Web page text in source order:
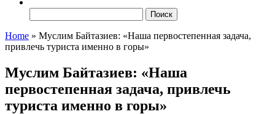
Home » Муслим Байтазиев: «Наша первостепенная задача,
привлечь туриста именно в горы»
Муслим Байтазиев: «Наша
первостепенная задача, привлечь
туриста именно в горы»